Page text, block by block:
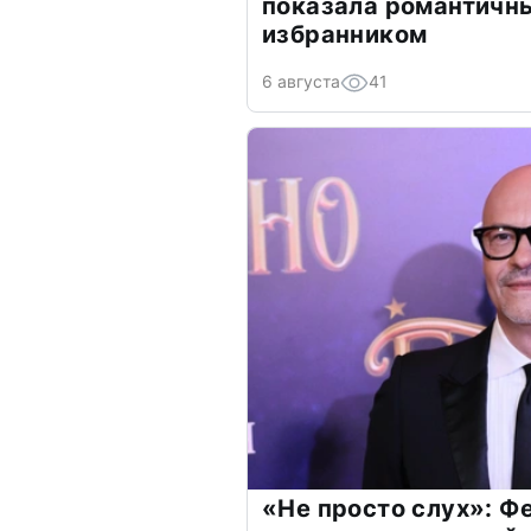
показала
избранником
6 августа 41
«Не просто слух»: